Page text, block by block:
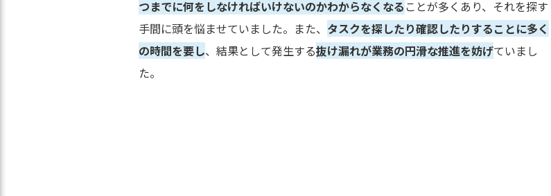
つまでに何をしなければいけないのかわからなくなる ことが多くあり、それを探す
手間に頭を悩ませていました。また、 タスクを探したり確認したりすることに多く
の時間を要し、結果として発生する抜け漏れが業務の円滑な推進を妨げていまし
た。